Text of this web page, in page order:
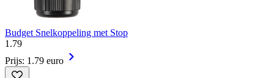
Budget Snelkoppeling met Stop
1 .79
Prijs: 1.79 euro